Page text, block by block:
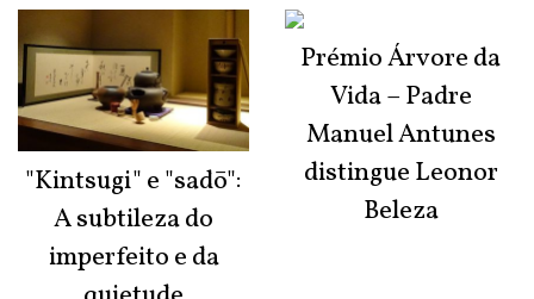
"Kintsugi" e "sadō":
A subtileza do
imperfeito e da
Prémio Árvore da
Vida – Padre
Manuel Antunes
distingue Leonor
Beleza